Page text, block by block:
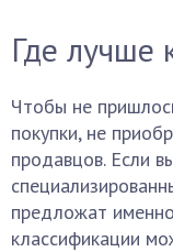
Где лучше
Чтобы не
покупки, не
продавцов. Если
предложат
классификации